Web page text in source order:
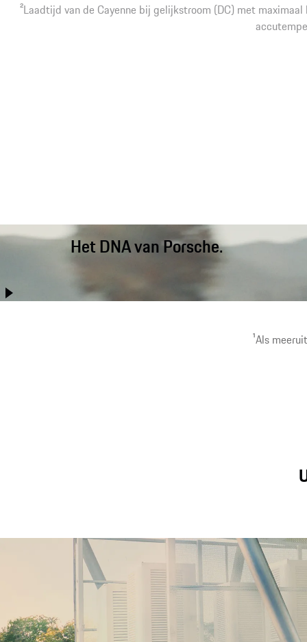
2Laadtijd van de Cayenne bij gelijkstroom (DC) met
Het DNA van Porsche.
prestaties met praktisch gebruiksgemak, comfort over lange
1Als